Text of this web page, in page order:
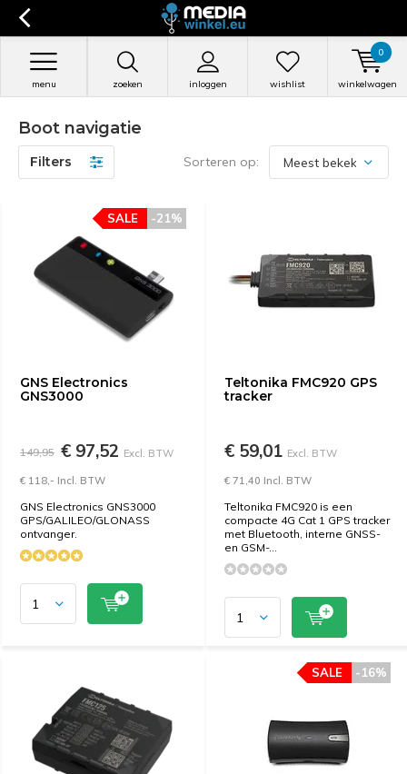
zoeken inloggen
menu wishlist winkelwagen
0
Boot navigatie
Filters Sorteren op:
GNS Electronics
GNS3000
-21%
SALE
149,95 € 97,52 Excl. BTW
€ 118,- Incl. BTW
GNS Electronics GNS3000
GPS/GALILEO/GLONASS
ontvanger.
Teltonika FMC920 GPS
tracker
€ 59,01 Excl. BTW
€ 71,40 Incl. BTW
Teltonika FMC920 is een
compacte 4G Cat 1 GPS tracker
met Bluetooth, interne GNSS-
en GSM-...
-16%
SALE